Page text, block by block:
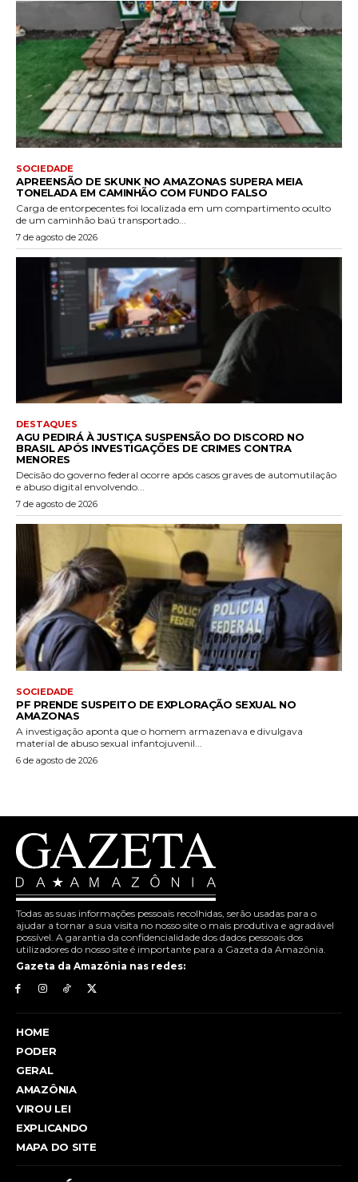
SOCIEDADE
APREENSÃO DE SKUNK NO AMAZONAS SUPERA MEIA
TONELADA EM CAMINHÃO COM FUNDO FALSO
Carga de entorpecentes foi localizada em um compartimento oculto
de um caminhão baú transportado...
7 de agosto de 2026
DESTAQUES
AGU PEDIRÁ À JUSTIÇA SUSPENSÃO DO DISCORD NO
BRASIL APÓS INVESTIGAÇÕES DE CRIMES CONTRA
MENORES
Decisão do governo federal ocorre após casos graves de automutilação
e abuso digital envolvendo...
7 de agosto de 2026
SOCIEDADE
PF PRENDE SUSPEITO DE EXPLORAÇÃO SEXUAL NO
AMAZONAS
A investigação aponta que o homem armazenava e divulgava
material de abuso sexual infantojuvenil...
6 de agosto de 2026
Todas as suas informações pessoais recolhidas, serão usadas para o
ajudar a tornar a sua visita no nosso site o mais produtiva e agradável
possível. A garantia da confidencialidade dos dados pessoais dos
utilizadores do nosso site é importante para a Gazeta da Amazônia.
Gazeta da Amazônia nas redes:
HOME
PODER
GERAL
AMAZÔNIA
VIROU LEI
EXPLICANDO
MAPA DO SITE